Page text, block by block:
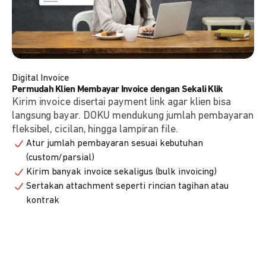
Digital Invoice
Permudah Klien Membayar Invoice dengan Sekali Klik
Kirim invoice disertai payment link agar klien bisa
langsung bayar. DOKU mendukung jumlah pembayaran
fleksibel, cicilan, hingga lampiran file.
Atur jumlah pembayaran sesuai kebutuhan
(custom/parsial)
Kirim banyak invoice sekaligus (bulk invoicing)
Sertakan attachment seperti rincian tagihan atau
kontrak